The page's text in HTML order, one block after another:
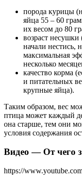
порода курицы
яйца 55 – 60
их весом до 80
возраст
начали нестись,
максимальная
несколько
качество корма
и питательных
крупные яйца).
Таким образом, вес
птица может каждый
она старше, тем они
условия содержания
Видео — От чего
https://